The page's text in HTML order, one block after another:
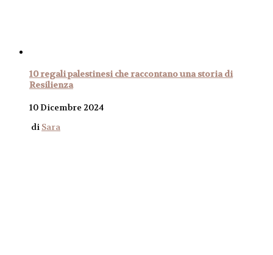
10 regali palestinesi che raccontano una storia di
Resilienza
10 Dicembre 2024
di Sara